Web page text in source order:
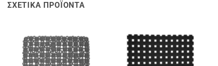
ΣΧΕΤΙΚΆ ΠΡΟΪΌΝΤΑ